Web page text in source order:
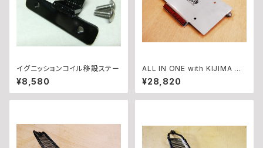
イグニッションコイル移設ステー
¥8,580
ALL IN ONE with KIJIMA NA
NO（コンビネーションランプ仕
様）
¥28,820